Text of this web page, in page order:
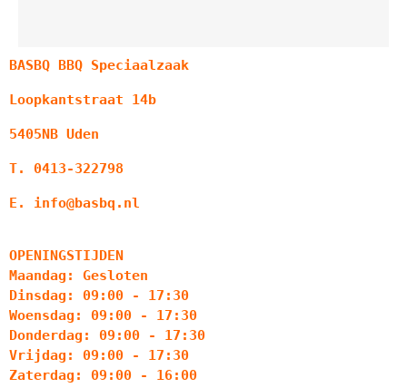
BASBQ BBQ Speciaalzaak
Loopkantstraat 14b
5405NB Uden
T. 0413-322798
E. info@basbq.nl
OPENINGSTIJDEN
Maandag: Gesloten
Dinsdag: 09:00 - 17:30
Woensdag: 09:00 - 17:30
Donderdag: 09:00 - 17:30
Vrijdag: 09:00 - 17:30
Zaterdag: 09:00 - 16:00